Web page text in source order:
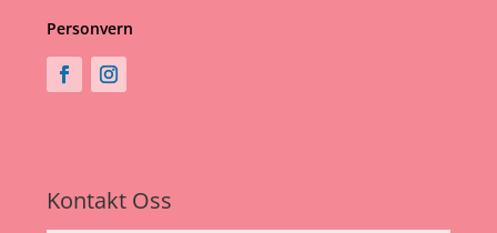
Personvern
Kontakt Oss